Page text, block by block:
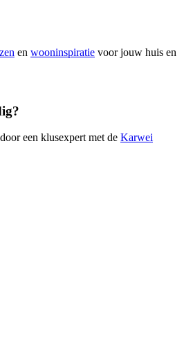
en wooninspiratie voor jouw huis en
een klusexpert met de Karwei